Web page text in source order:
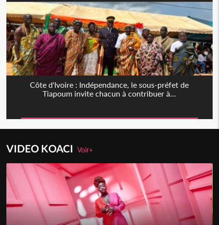
Côte d'Ivoire : Indépendance, le sous-préfet de
Tiapoum invite chacun à contribuer à...
VIDEO KOACIVoir+